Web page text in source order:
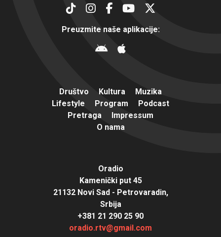
Preuzmite naše aplikacije:
Društvo Kultura
Muzika
Lifestyle
Program
Podcast
Pretraga
Impressum
O nama
Oradio
Kamenički put 45
21132 Novi Sad - Petrovaradin,
Srbija
+381 21 290 25 90
oradio.rtv@gmail.com